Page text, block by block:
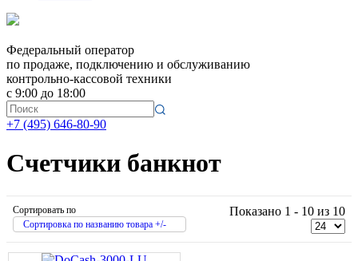
Федеральный оператор
по продаже, подключению и обслуживанию
контрольно-кассовой техники
с 9:00 до 18:00
+7 (495) 646-80-90
Счетчики банкнот
Сортировать по
Сортировка по названию товара +/-
Показано 1 - 10 из 10